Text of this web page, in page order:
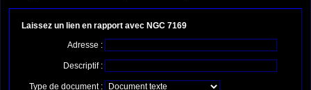
Laissez un lien en rapport avec NGC 7169
Adresse :
Descriptif :
Type de document :